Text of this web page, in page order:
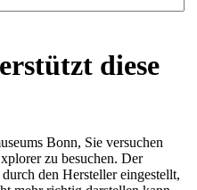
diese
Bonn, Sie versuchen
zu besuchen. Der
den Hersteller eingestellt,